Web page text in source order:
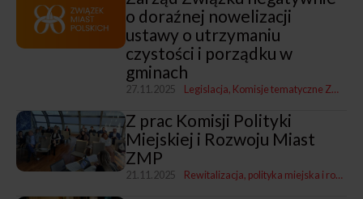
o doraźnej nowelizacji
ustawy o utrzymaniu
czystości i porządku w
gminach
27.11.2025 Legislacja Komisje tematyczne ZMP
Z prac Komisji Polityki
Miejskiej i Rozwoju Miast
ZMP
21.11.2025 Rewitalizacja, polityka miejska i rozwój